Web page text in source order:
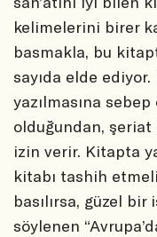
kelimelerini birer
basmakla, bu
sayıda elde
yazılmasına
olduğundan, şeriat
izin verir. Kitapta
kitabı tashih
basılırsa, güzel
söylenen